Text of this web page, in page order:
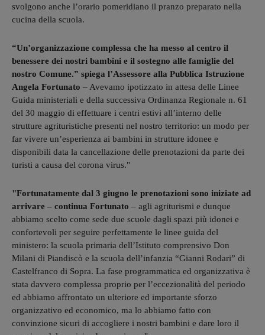
svolgono anche l’orario pomeridiano il pranzo preparato nella
cucina della scuola.
“Un’organizzazione complessa che ha messo al centro il
benessere dei nostri bambini e il sostegno alle famiglie del
nostro Comune.” spiega l’Assessore alla Pubblica Istruzione
Angela Fortunato – Avevamo ipotizzato in attesa delle Linee
Guida ministeriali e della successiva Ordinanza Regionale n. 61
del 30 maggio di effettuare i centri estivi all’interno delle
strutture agrituristiche presenti nel nostro territorio: un modo per
far vivere un’esperienza ai bambini in strutture idonee e
disponibili data la cancellazione delle prenotazioni da parte dei
turisti a causa del corona virus."
"Fortunatamente dal 3 giugno le prenotazioni sono iniziate ad
arrivare – continua Fortunato – agli agriturismi e dunque
abbiamo scelto come sede due scuole dagli spazi più idonei e
confortevoli per seguire perfettamente le linee guida del
ministero: la scuola primaria dell’Istituto comprensivo Don
Milani di Piandiscò e la scuola dell’infanzia “Gianni Rodari” di
Castelfranco di Sopra. La fase programmatica ed organizzativa è
stata davvero complessa proprio per l’eccezionalità del periodo
ed abbiamo affrontato un ulteriore ed importante sforzo
organizzativo ed economico, ma lo abbiamo fatto con
convinzione sicuri di accogliere i nostri bambini e dare loro il